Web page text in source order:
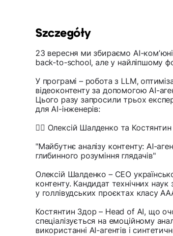
Szczegóły
23 вересня ми збираємо AI-
back-to-school, але у найліпшому
У програмі – робота з LLM,
відеоконтенту за допомогою AI-
Цього разу запросили трьох
для AI-інженерів:
👉🏻 Олексій Шалденко та
"Майбутнє аналізу контенту: AI-
глибинного розуміння глядачів"
Олексій Шалденко – CEO
контенту. Кандидат технічних
у голлівудських проєктах класу
Костянтин Здор – Head of AI, що
спеціалізується на емоційному
використанні AI-агентів і